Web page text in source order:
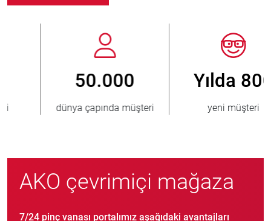
Yılda 800
yeni müşteri
> 3.500.000
satılmış ünite
AKO çevrimiçi mağaza
7/24 pinç vanası portalımız aşağıdaki avantajları